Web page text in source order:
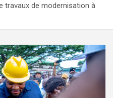
travaux de modernisation à